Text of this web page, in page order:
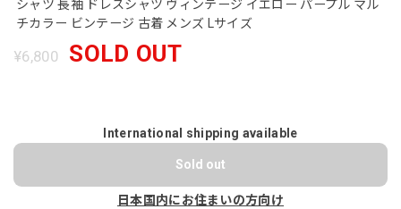
シャツ 長袖 ドレスシャツ ヴィンテージ イエロー パープル マル
チカラー ビンテージ 古着 メンズ Lサイズ
¥6,800 SOLD OUT
International shipping available
Sold out
日本国内にお住まいの方向け